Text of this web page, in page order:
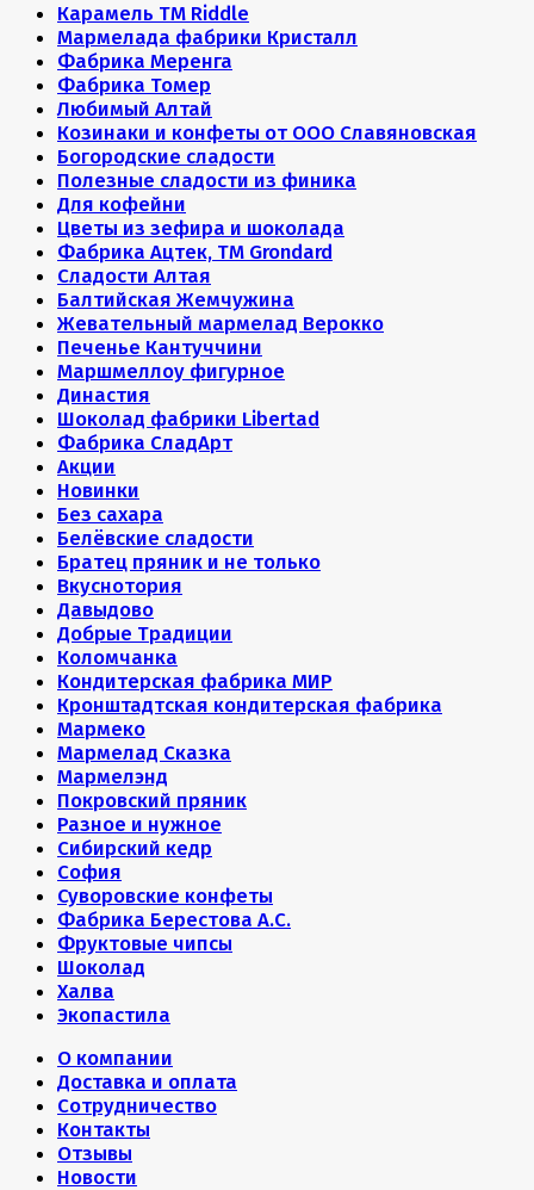
Карамель ТМ Riddle
Мармелада фабрики Кристалл
Фабрика Меренга
Фабрика Томер
Любимый Алтай
Козинаки и конфеты от ООО Славяновская
Богородские сладости
Полезные сладости из финика
Для кофейни
Цветы из зефира и шоколада
Фабрика Ацтек, ТМ Grondard
Сладости Алтая
Балтийская Жемчужина
Жевательный мармелад Верокко
Печенье Кантуччини
Маршмеллоу фигурное
Династия
Шоколад фабрики Libertad
Фабрика СладАрт
Акции
Новинки
Без сахара
Белёвские сладости
Братец пряник и не только
Вкуснотория
Давыдово
Добрые Традиции
Коломчанка
Кондитерская фабрика МИР
Кронштадтская кондитерская фабрика
Мармеко
Мармелад Сказка
Мармелэнд
Покровский пряник
Разное и нужное
Сибирский кедр
София
Суворовские конфеты
Фабрика Берестова А.С.
Фруктовые чипсы
Шоколад
Халва
Экопастила
О компании
Доставка и оплата
Сотрудничество
Контакты
Отзывы
Новости